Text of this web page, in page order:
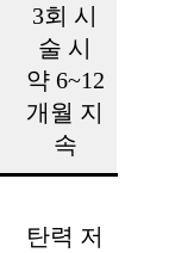
3회 시
술 시
약 6~12
개월 지
속
탄력 저